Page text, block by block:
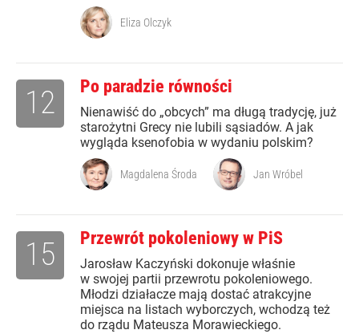
Eliza Olczyk
Po paradzie równości
Nienawiść do „obcych” ma długą tradycję, już
starożytni Grecy nie lubili sąsiadów. A jak
wygląda ksenofobia w wydaniu polskim?
12
Magdalena Środa Jan Wróbel
Przewrót pokoleniowy w PiS
Jarosław Kaczyński dokonuje właśnie
w swojej partii przewrotu pokoleniowego.
Młodzi działacze mają dostać atrakcyjne
miejsca na listach wyborczych, wchodzą też
do rządu Mateusza Morawieckiego.
15